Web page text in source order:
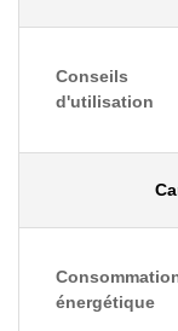
Conseils
d'utilisation
énergétique